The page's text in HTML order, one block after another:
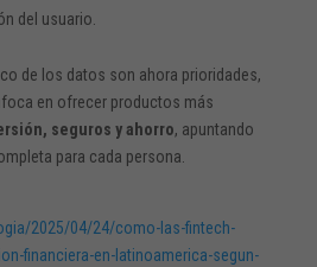
del usuario.
de los datos son ahora prioridades,
en ofrecer productos más
seguros y ahorro, apuntando
para cada persona.
2025/04/24/como-las-fintech-
financiera-en-latinoamerica-segun-